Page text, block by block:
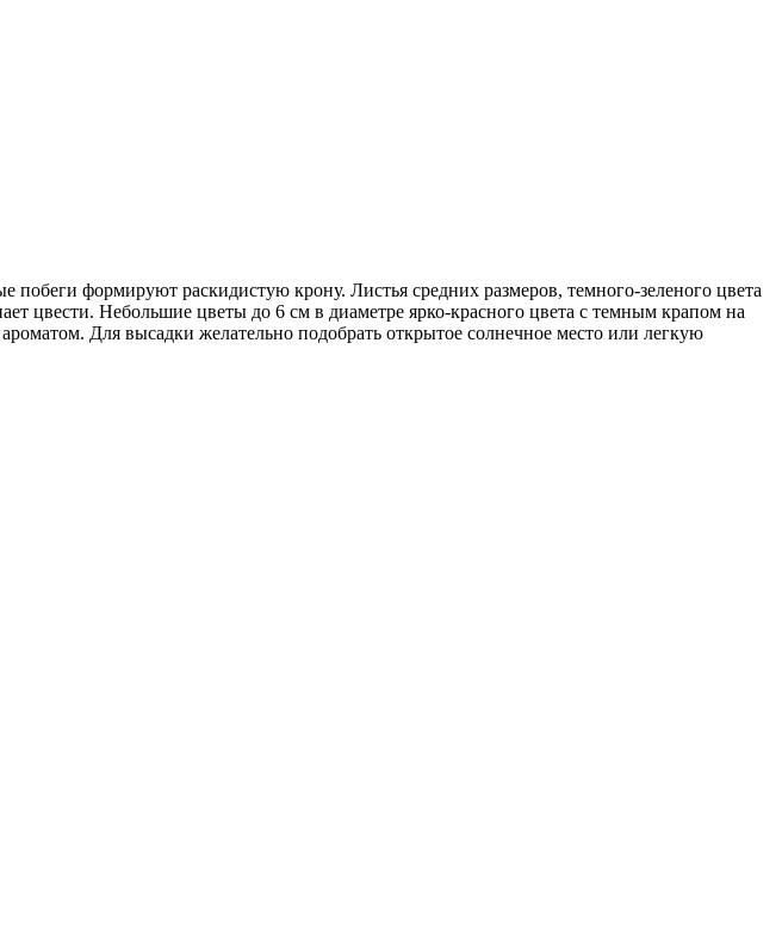
формируют раскидистую крону. Листья средних размеров, темного-зеленого цвета
цвести. Небольшие цветы до 6 см в диаметре ярко-красного цвета с темным крапом на
Для высадки желательно подобрать открытое солнечное место или легкую